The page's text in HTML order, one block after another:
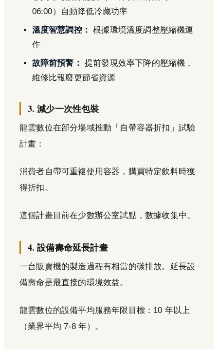
06:00）自動降低冷藏功率
溫度智慧調控： 根據環境溫度調整壓縮機運
作
故障前預警： 提前發現效率下降的壓縮機，
維修比報廢更節省資源
3. 減少一次性包裝
龍雲數位在部分場域推動「自帶容器折扣」試驗
計畫：
消費者自帶可重複使用容器，購買特定飲料時獲
得折扣。
這個計畫目前在少數辦公室試點，數據收集中。
4. 設備壽命延長計畫
一台販賣機的製造過程有相當的碳排放。延長設
備壽命是最直接的環境效益。
龍雲數位的設備平均服務年限目標：10 年以上
（業界平均 7-8 年）。